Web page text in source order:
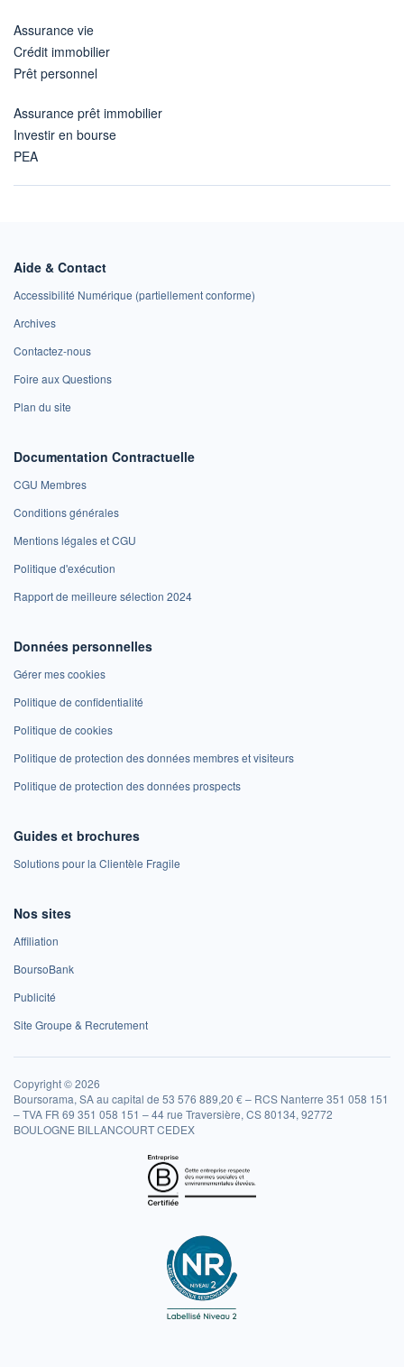
Assurance vie
Crédit immobilier
Prêt personnel
Assurance prêt immobilier
Investir en bourse
PEA
Aide & Contact
Accessibilité Numérique (partiellement conforme)
Archives
Contactez-nous
Foire aux Questions
Plan du site
Documentation Contractuelle
CGU Membres
Conditions générales
Mentions légales et CGU
Politique d'exécution
Rapport de meilleure sélection 2024
Données personnelles
Gérer mes cookies
Politique de confidentialité
Politique de cookies
Politique de protection des données membres et visiteurs
Politique de protection des données prospects
Guides et brochures
Solutions pour la Clientèle Fragile
Nos sites
Affiliation
BoursoBank
Publicité
Site Groupe & Recrutement
Copyright © 2026
Boursorama, SA au capital de 53 576 889,20 € – RCS Nanterre 351 058 151
– TVA FR 69 351 058 151 – 44 rue Traversière, CS 80134, 92772
BOULOGNE BILLANCOURT CEDEX